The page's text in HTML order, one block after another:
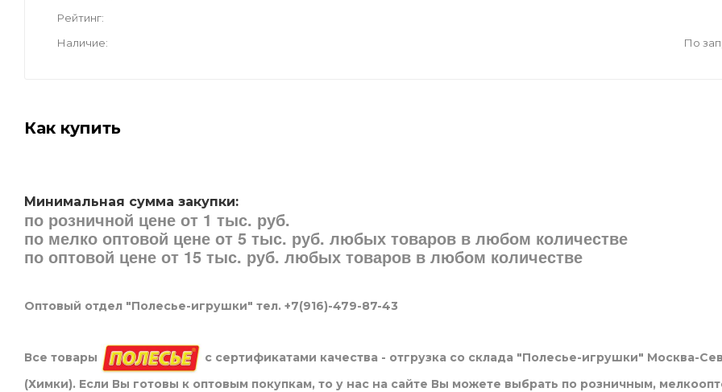
Рейтинг
Наличие
По
Как купить
Минимальная сумма закупки:
по розничной цене от 1 тыс. руб.
по мелко оптовой цене от 5 тыс. руб. любых товаров в любом количестве
по оптовой цене от 15 тыс. руб. любых товаров в любом количестве
Оптовый отдел "Полесье-игрушки" тел. +7(916)-479-87-43
Все товары
с сертификатами качества - отгрузка со склада "Полесье-игрушки" Москва-
(Химки). Если Вы готовы к оптовым покупкам, то у нас на сайте Вы можете выбрать по розничным,